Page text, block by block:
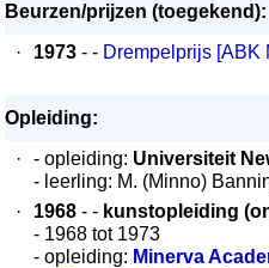
Beurzen/prijzen (toegekend):
·
1973 - - Drempelprijs [ABK
Opleiding:
·
- opleiding: Universiteit
- leerling: M. (Minno)
·
1968 - - kunstopleiding
- 1968 tot 1973
- opleiding: Minerva